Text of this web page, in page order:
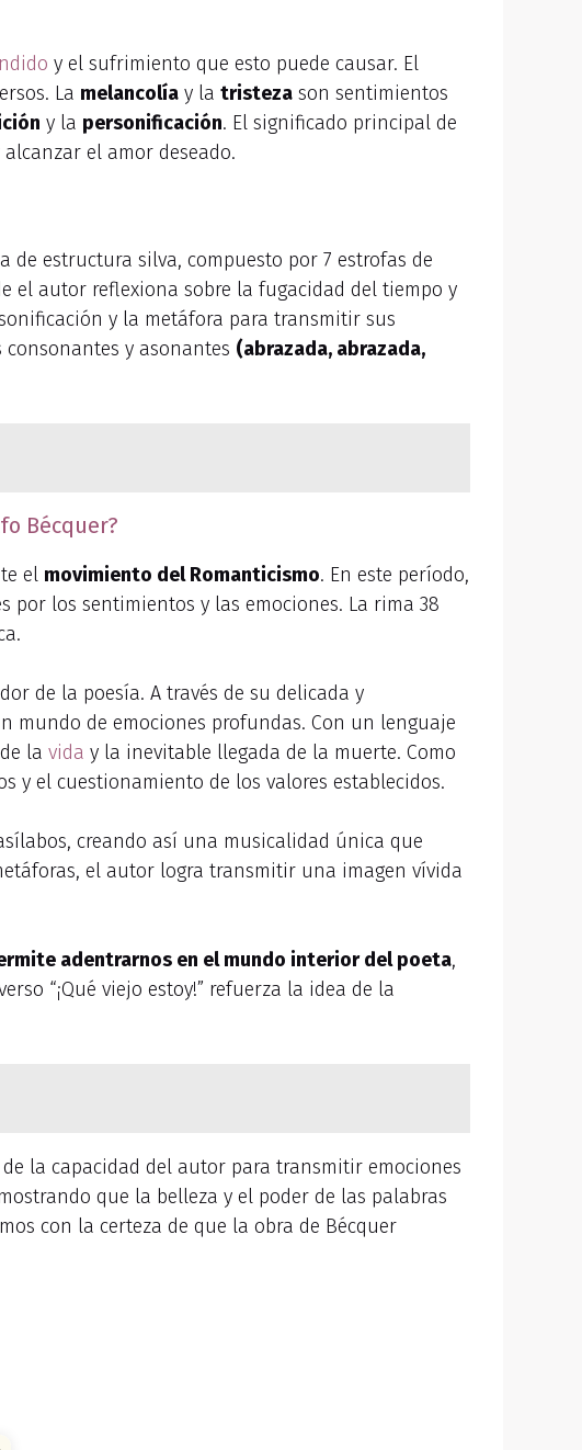
y el sufrimiento que esto puede causar. El
La melancolía y la tristeza son sentimientos
y la personificación. El significado principal de
el amor deseado.
de estructura silva, compuesto por 7 estrofas de
el autor reflexiona sobre la fugacidad del tiempo y
y la metáfora para transmitir sus
y asonantes (abrazada, abrazada,
Bécquer?
el movimiento del Romanticismo. En este período,
por los sentimientos y las emociones. La rima 38
de la poesía. A través de su delicada y
de emociones profundas. Con un lenguaje
la vida y la inevitable llegada de la muerte. Como
y el cuestionamiento de los valores establecidos.
creando así una musicalidad única que
el autor logra transmitir una imagen vívida
adentrarnos en el mundo interior del poeta,
“¡Qué viejo estoy!” refuerza la idea de la
la capacidad del autor para transmitir emociones
que la belleza y el poder de las palabras
con la certeza de que la obra de Bécquer